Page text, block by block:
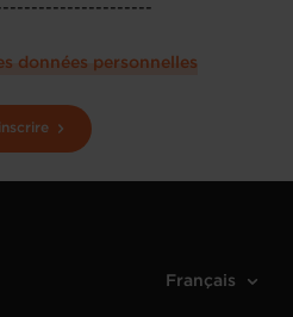
données personnelles